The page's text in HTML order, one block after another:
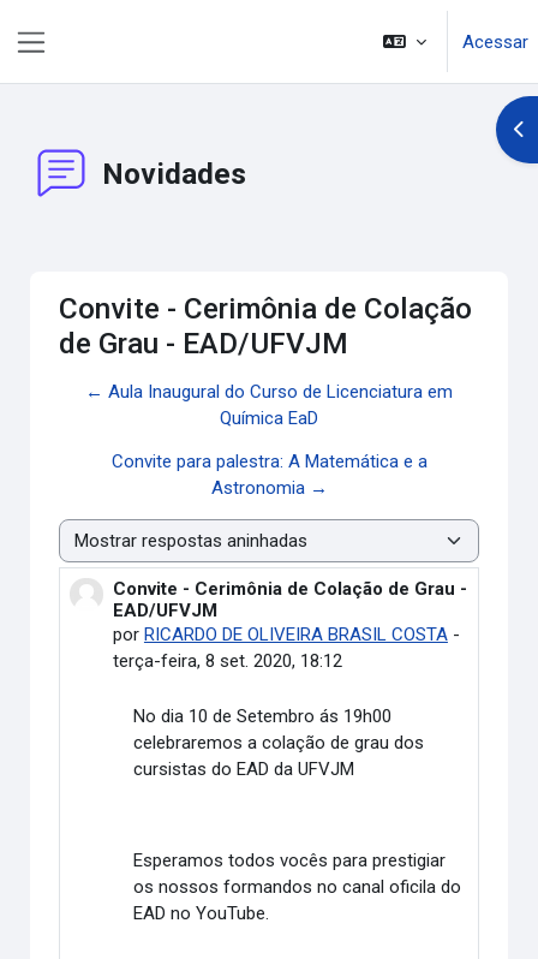
Acessar
Novidades
Convite - Cerimônia de Colação
de Grau - EAD/UFVJM
← Aula Inaugural do Curso de Licenciatura em
Química EaD
Convite para palestra: A Matemática e a
Astronomia →
Modo de visualização
Convite - Cerimônia de Colação de Grau -
EAD/UFVJM
por RICARDO DE OLIVEIRA BRASIL COSTA-
terça-feira, 8 set. 2020, 18:12
Número de respostas: 0
No dia 10 de Setembro ás 19h00
celebraremos a colação de grau dos
cursistas do EAD da UFVJM
Esperamos todos vocês para prestigiar
os nossos formandos no canal oficila do
EAD no YouTube.